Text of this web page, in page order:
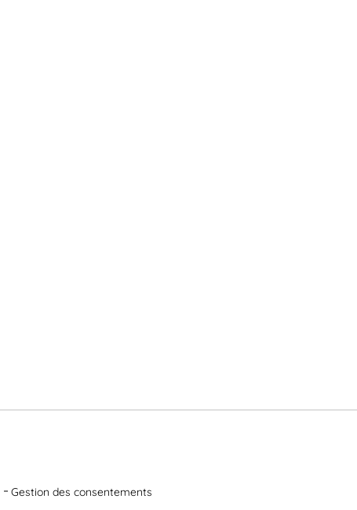
Gestion des consentements